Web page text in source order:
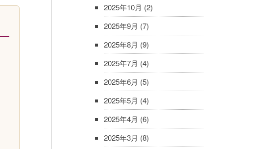
2025年10月 (2)
2025年9月 (7)
2025年8月 (9)
2025年7月 (4)
2025年6月 (5)
2025年5月 (4)
2025年4月 (6)
2025年3月 (8)